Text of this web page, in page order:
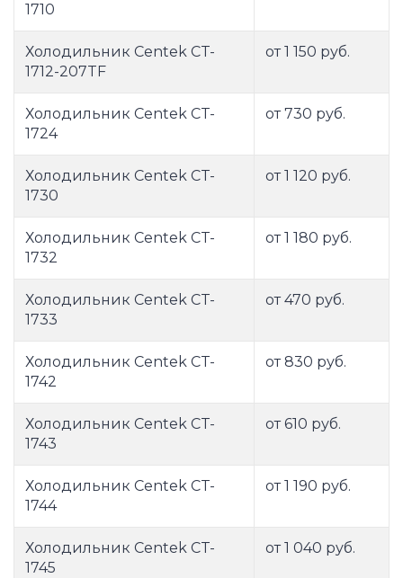
1710
Холодильник Centek CT-
1712-207TF
от 1 150 руб.
Холодильник Centek CT-
1724
от 730 руб.
Холодильник Centek CT-
1730
от 1 120 руб.
Холодильник Centek CT-
1732
от 1 180 руб.
Холодильник Centek CT-
1733
от 470 руб.
Холодильник Centek CT-
1742
от 830 руб.
Холодильник Centek CT-
1743
от 610 руб.
Холодильник Centek CT-
1744
от 1 190 руб.
Холодильник Centek CT-
1745
от 1 040 руб.